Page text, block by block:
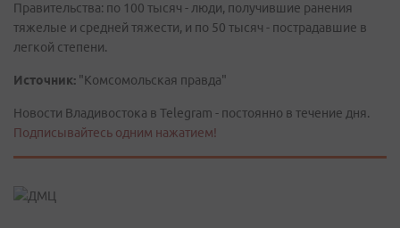
Правительства: по 100 тысяч - люди, получившие ранения
тяжелые и средней тяжести, и по 50 тысяч - пострадавшие в
легкой степени.
Источник: "Комсомольская правда"
Новости Владивостока в Telegram - постоянно в течение дня.
Подписывайтесь одним нажатием!